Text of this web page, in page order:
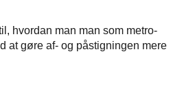
hvordan man man som metro-
at gøre af- og påstigningen mere